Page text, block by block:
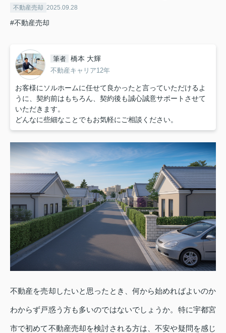
不動産売却 2025.09.28
#不動産売却
筆者 橋本 大輝
不動産キャリア12年
お客様にソルホームに任せて良かったと言っていただけるよ
うに、契約前はもちろん、契約後も誠心誠意サポートさせて
いただきます。
どんなに些細なことでもお気軽にご相談ください。
不動産を売却したいと思ったとき、何から始めればよいのか
わからず戸惑う方も多いのではないでしょうか。特に宇都宮
市で初めて不動産売却を検討される方は、不安や疑問を感じ